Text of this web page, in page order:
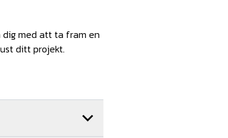
med att ta fram en
ditt projekt.